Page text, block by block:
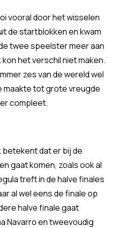
vooral door het wisselen
de startblokken en kwam
twee speelster meer aan
het verschil niet maken.
zes van de wereld wel
maakte tot grote vreugde
compleet.
betekent dat er bij de
gaat komen, zoals ook al
treft in de halve finales
al wel eens de finale op
halve finale gaat
Navarro en tweevoudig